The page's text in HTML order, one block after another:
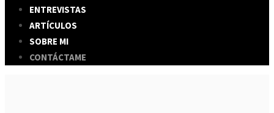
ENTREVISTAS
ARTÍCULOS
SOBRE MI
CONTÁCTAME